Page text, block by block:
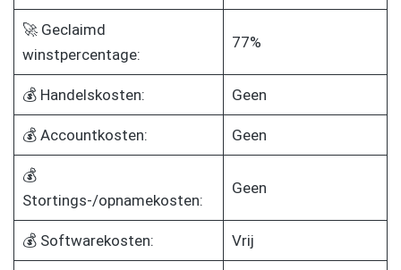
🚀 Geclaimd
winstpercentage:
77%
💰 Handelskosten: Geen
💰 Accountkosten: Geen
💰
Stortings-/opnamekosten:
Geen
💰 Softwarekosten: Vrij